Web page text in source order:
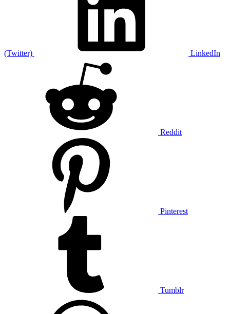
(Twitter) LinkedIn
Reddit
Pinterest
Tumblr